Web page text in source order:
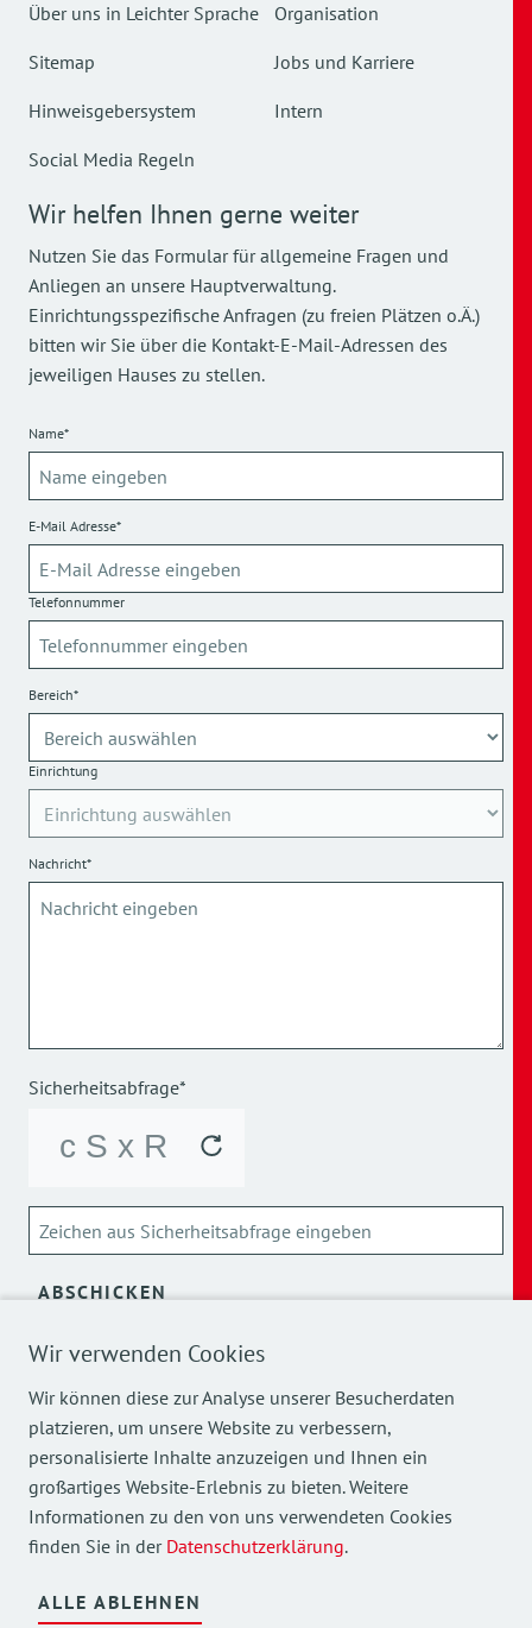
Wir verwenden Cookies
Wir können diese zur Analyse unserer Besucherdaten
platzieren, um unsere Website zu verbessern,
personalisierte Inhalte anzuzeigen und Ihnen ein
großartiges Website-Erlebnis zu bieten. Weitere
Informationen zu den von uns verwendeten Cookies
finden Sie in der Datenschutzerklärung.
ALLE ABLEHNEN
Über uns in Leichter Sprache
Sitemap
Hinweisgebersystem
Social Media Regeln
Organisation
Jobs und Karriere
Intern
Wir helfen Ihnen gerne weiter
Nutzen Sie das Formular für allgemeine Fragen und
Anliegen an unsere Hauptverwaltung.
Einrichtungsspezifische Anfragen (zu freien Plätzen o.Ä.)
bitten wir Sie über die Kontakt-E-Mail-Adressen des
jeweiligen Hauses zu stellen.
Name*
E-Mail Adresse*
Telefonnummer
Bereich*
Einrichtung
Nachricht*
Sicherheitsabfrage*
ABSCHICKEN
Über die Verarbeitung meiner personenbezogenen Daten
Mehr Einblicke in unsere Arbeit finden Sie auch auf
unseren Social Media Kanälen.